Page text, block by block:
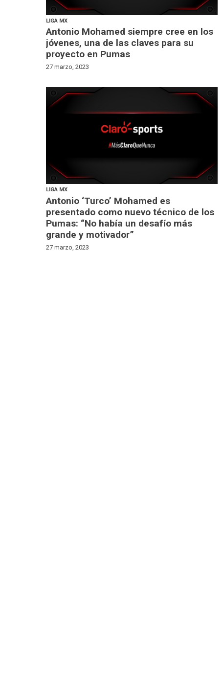
LIGA MX
Antonio Mohamed siempre cree en los
jóvenes, una de las claves para su
proyecto en Pumas
27 marzo, 2023
LIGA MX
Antonio ‘Turco’ Mohamed es
presentado como nuevo técnico de los
Pumas: “No había un desafío más
grande y motivador”
27 marzo, 2023